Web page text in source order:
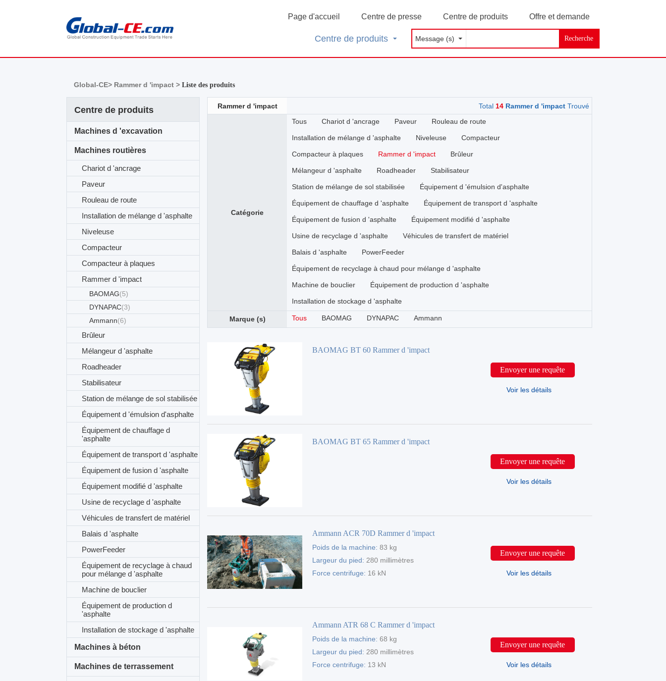
Page d'accueil Centre de presse Centre de produits Offre et demande
Recherche
Centre de produits
Global-CE> Rammer d 'impact >Liste des produits
Centre de produits
Machines d 'excavation
Machines routières
Chariot d 'ancrage
Paveur
Rouleau de route
Installation de mélange d 'asphalte
Niveleuse
Compacteur
Compacteur à plaques
Rammer d 'impact
BAOMAG(5)
DYNAPAC(3)
Ammann(6)
Brûleur
Mélangeur d 'asphalte
Roadheader
Stabilisateur
Station de mélange de sol stabilisée
Équipement d 'émulsion d'asphalte
Équipement de chauffage d
'asphalte
Équipement de transport d 'asphalte
Équipement de fusion d 'asphalte
Équipement modifié d 'asphalte
Usine de recyclage d 'asphalte
Véhicules de transfert de matériel
Balais d 'asphalte
PowerFeeder
Équipement de recyclage à chaud
pour mélange d 'asphalte
Machine de bouclier
Équipement de production d
'asphalte
Installation de stockage d 'asphalte
Machines à béton
Machines de terrassement
Rammer d 'impact Total 14Rammer d 'impactTrouvé
Catégorie
Tous Chariot d 'ancrage Paveur Rouleau de route
Installation de mélange d 'asphalte Niveleuse Compacteur
Compacteur à plaques Rammer d 'impact Brûleur
Mélangeur d 'asphalte Roadheader Stabilisateur
Station de mélange de sol stabilisée Équipement d 'émulsion d'asphalte
Équipement de chauffage d 'asphalte Équipement de transport d 'asphalte
Équipement de fusion d 'asphalte Équipement modifié d 'asphalte
Usine de recyclage d 'asphalte Véhicules de transfert de matériel
Balais d 'asphalte PowerFeeder
Équipement de recyclage à chaud pour mélange d 'asphalte
Machine de bouclier Équipement de production d 'asphalte
Installation de stockage d 'asphalte
Marque (s) Tous BAOMAG DYNAPAC Ammann
BAOMAG BT 60 Rammer d 'impact
Envoyer une requête
Voir les détails
BAOMAG BT 65 Rammer d 'impact
Envoyer une requête
Voir les détails
Ammann ACR 70D Rammer d 'impact
Poids de la machine:83 kg
Largeur du pied: 280 millimètres
Force centrifuge: 16 kN
Envoyer une requête
Voir les détails
Ammann ATR 68 C Rammer d 'impact
Poids de la machine:68 kg
Largeur du pied: 280 millimètres
Force centrifuge: 13 kN
Envoyer une requête
Voir les détails